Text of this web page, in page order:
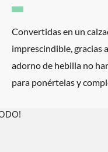
Convertidas en un
imprescindible, gracias
adorno de hebilla no
para ponértelas y